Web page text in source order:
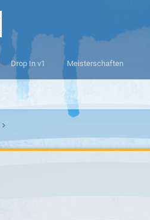
Drop In v1 Meisterschaften